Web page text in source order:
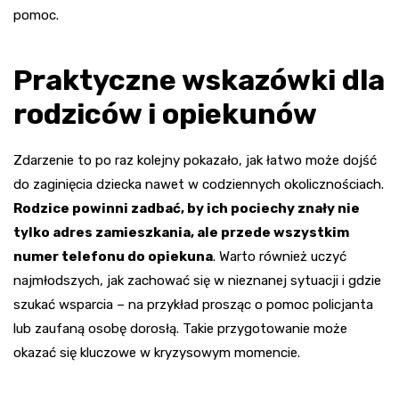
pomoc.
Praktyczne wskazówki dla
rodziców i opiekunów
Zdarzenie to po raz kolejny pokazało, jak łatwo może dojść
do zaginięcia dziecka nawet w codziennych okolicznościach.
Rodzice powinni zadbać, by ich pociechy znały nie
tylko adres zamieszkania, ale przede wszystkim
numer telefonu do opiekuna. Warto również uczyć
najmłodszych, jak zachować się w nieznanej sytuacji i gdzie
szukać wsparcia – na przykład prosząc o pomoc policjanta
lub zaufaną osobę dorosłą. Takie przygotowanie może
okazać się kluczowe w kryzysowym momencie.